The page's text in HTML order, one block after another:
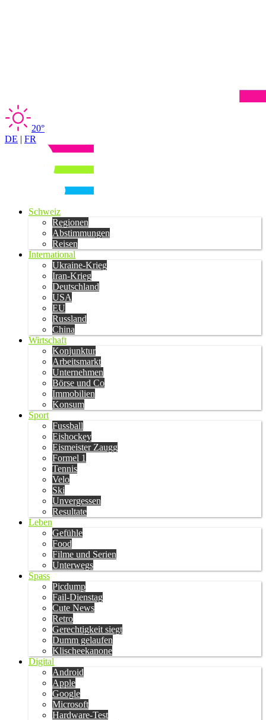
20°
DE | FR
Schweiz
Regionen
Abstimmungen
Reisen
International
Ukraine-Krieg
Iran-Krieg
Deutschland
USA
EU
Russland
China
Wirtschaft
Konjunktur
Arbeitsmarkt
Unternehmen
Börse und Co
Immobilien
Konsum
Sport
Fussball
Eishockey
Eismeister Zaugg
Formel 1
Tennis
Velo
Ski
Unvergessen
Resultate
Leben
Gefühle
Food
Filme und Serien
Unterwegs
Spass
Picdump
Fail-Dienstag
Cute News
Retro
Gerechtigkeit siegt
Dumm gelaufen
Klischeekanone
Digital
Android
Apple
Google
Microsoft
Hardware-Test